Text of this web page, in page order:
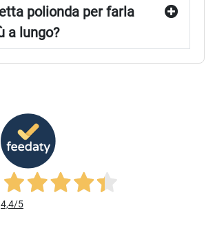
polionda per farla
a lungo?
4,4/5